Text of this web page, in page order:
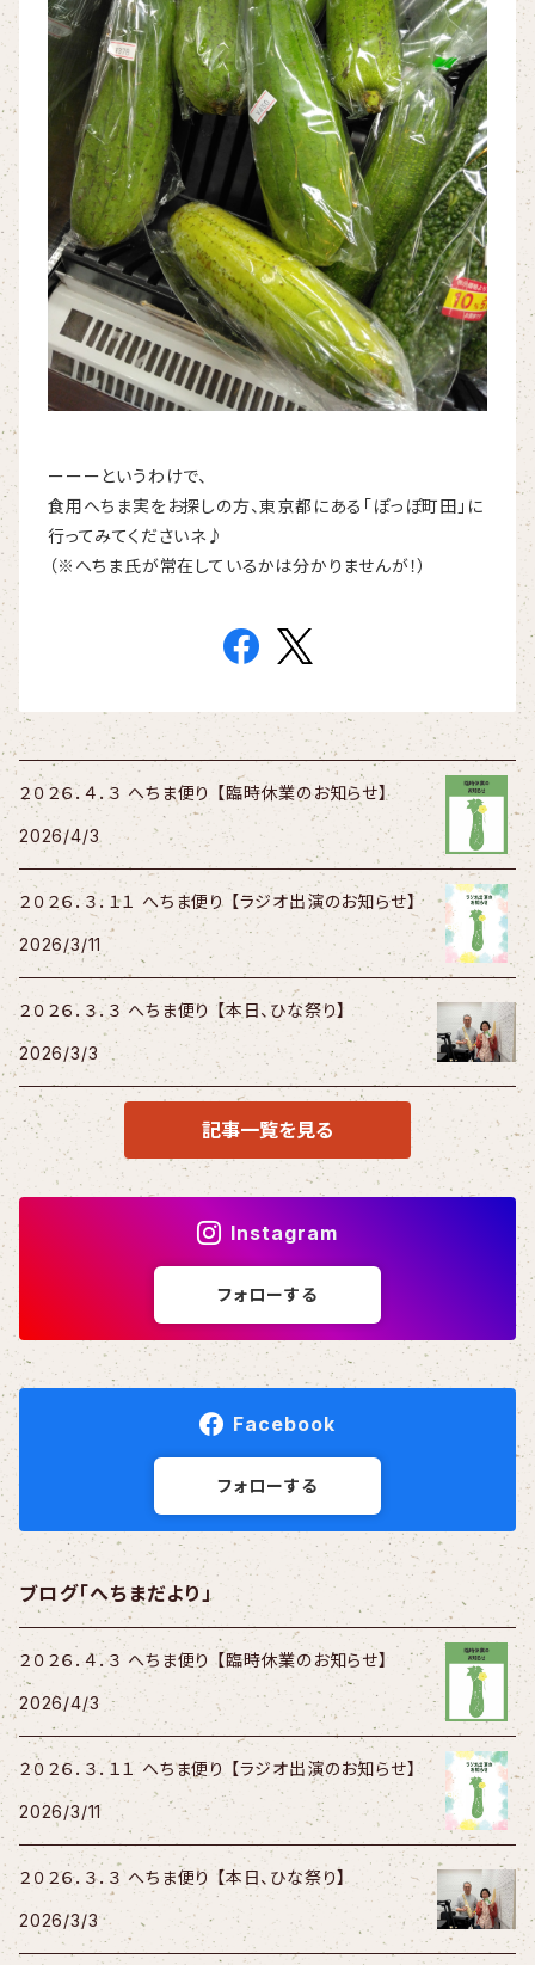
ーーーというわけで、
食用へちま実をお探しの方、東京都にある「ぽっぽ町田」に
行ってみてくださいネ♪
（※へちま氏が常在しているかは分かりませんが！）
２０２６．４．３ へちま便り 【臨時休業のお知らせ】
2026/4/3
２０２６．３．１１ へちま便り 【ラジオ出演のお知らせ】
2026/3/11
２０２６．３．３ へちま便り 【本日、ひな祭り】
2026/3/3
記事一覧を見る
Instagram
フォローする
Facebook
フォローする
ブログ「へちまだより」
２０２６．４．３ へちま便り 【臨時休業のお知らせ】
2026/4/3
２０２６．３．１１ へちま便り 【ラジオ出演のお知らせ】
2026/3/11
２０２６．３．３ へちま便り 【本日、ひな祭り】
2026/3/3